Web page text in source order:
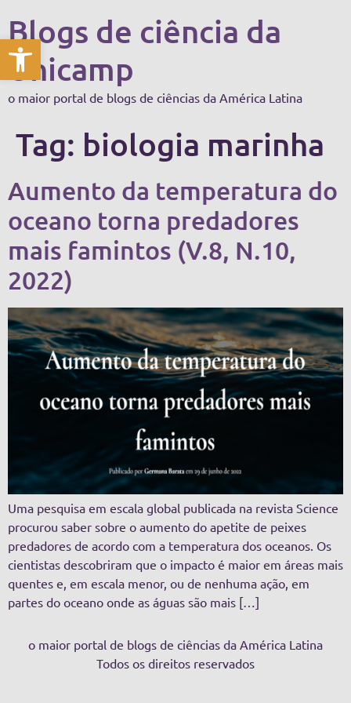
Abrir a barra de ferramentas
Blogs de ciência da
Unicamp
o maior portal de blogs de ciências da América Latina
Tag: biologia marinha
Aumento da temperatura do
oceano torna predadores
mais famintos (V.8, N.10,
2022)
Uma pesquisa em escala global publicada na revista Science
procurou saber sobre o aumento do apetite de peixes
predadores de acordo com a temperatura dos oceanos. Os
cientistas descobriram que o impacto é maior em áreas mais
quentes e, em escala menor, ou de nenhuma ação, em
partes do oceano onde as águas são mais […]
o maior portal de blogs de ciências da América Latina
Todos os direitos reservados